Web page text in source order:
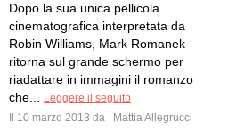
Dopo la sua unica pellicola
cinematografica interpretata da
Robin Williams, Mark Romanek
ritorna sul grande schermo per
riadattare in immagini il romanzo
che...
Leggere il seguito
Il 10 marzo 2013 da
Mattia Allegrucci